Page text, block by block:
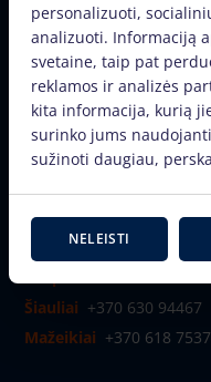
UAB „Bokštelis.lt“
info@bokstelis.lt
Kaunas +370 612 23057
Vilnius +370 612 23057
Šiauliai +370 630 94467
Mažeikiai +370 618
personalizuoti,
analizuoti. Informaciją
svetaine, taip pat
reklamos ir analizės
kita informacija, kurią
surinko jums
sužinoti daugiau,
NELEISTI